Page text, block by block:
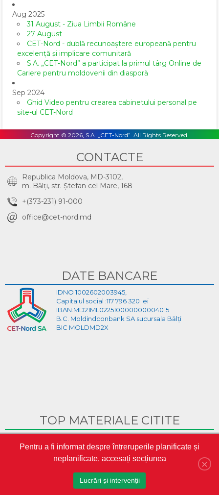
Aug 2025
31 August - Ziua Limbii Române
27 August
CET-Nord - dublă recunoaștere europeană pentru
excelență și implicare comunitară
S.A. „CET-Nord” a participat la primul târg Online de
Cariere pentru moldovenii din diasporă
Sep 2024
Ghid Video pentru crearea cabinetului personal pe
site-ul CET-Nord
Copyright © 2026, S.A. „CET-Nord”. All Rights Reserved.
CONTACTE
Republica Moldova, MD-3102,
m. Bălţi, str. Ştefan cel Mare, 168
+(373-231) 91-000
office@cet-nord.md
DATE BANCARE
IDNO 1002602003945,
Capitalul social :117 796 320 lei
IBAN:MD21ML022510000000004015
B.C. Moldindconbank SA sucursala Bălți
BIC MOLDMD2X
TOP MATERIALE CITITE
CET-Nord
CET-Nord are un nou director general interimar
S.A. „CET-Nord” a participat la Misiunea Economică a
oamenilor de afaceri din Republica Moldova în Austria
×
Pentru a fi informat despre întreruperile planificate și
neplanificate, accesați secțiunea
Lucrări și intervenții